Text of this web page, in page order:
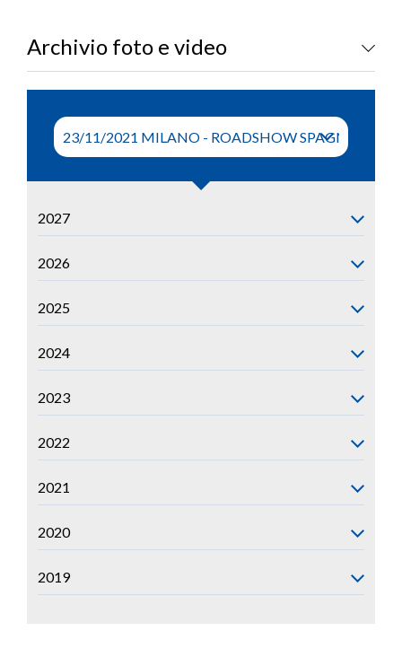
Archivio foto e video
2027
2026
2025
2024
2023
2022
2021
2020
2019